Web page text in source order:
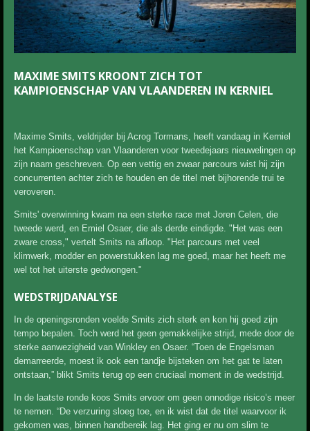
MAXIME SMITS KROONT ZICH TOT
KAMPIOENSCHAP VAN VLAANDEREN IN KERNIEL
Maxime Smits, veldrijder bij Acrog Tormans, heeft vandaag in Kerniel
het Kampioenschap van Vlaanderen voor tweedejaars nieuwelingen op
zijn naam geschreven. Op een vettig en zwaar parcours wist hij zijn
concurrenten achter zich te houden en de titel met bijhorende trui te
veroveren.
Smits' overwinning kwam na een sterke race met Joren Celen, die
tweede werd, en Emiel Osaer, die als derde eindigde. "Het was een
zware cross," vertelt Smits na afloop. "Het parcours met veel
klimwerk, modder en powerstukken lag me goed, maar het heeft me
wel tot het uiterste gedwongen."
WEDSTRIJDANALYSE
In de openingsronden voelde Smits zich sterk en kon hij goed zijn
tempo bepalen. Toch werd het geen gemakkelijke strijd, mede door de
sterke aanwezigheid van Winkley en Osaer. “Toen de Engelsman
demarreerde, moest ik ook een tandje bijsteken om het gat te laten
ontstaan,” blikt Smits terug op een cruciaal moment in de wedstrijd.
In de laatste ronde koos Smits ervoor om geen onnodige risico’s meer
te nemen. “De verzuring sloeg toe, en ik wist dat de titel waarvoor ik
gekomen was, binnen handbereik lag. Het ging er nu om slim te